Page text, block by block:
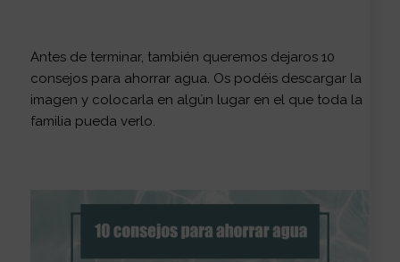
Antes de terminar, también queremos dejaros 10
consejos para ahorrar agua. Os podéis descargar la
imagen y colocarla en algún lugar en el que toda la
familia pueda verlo.